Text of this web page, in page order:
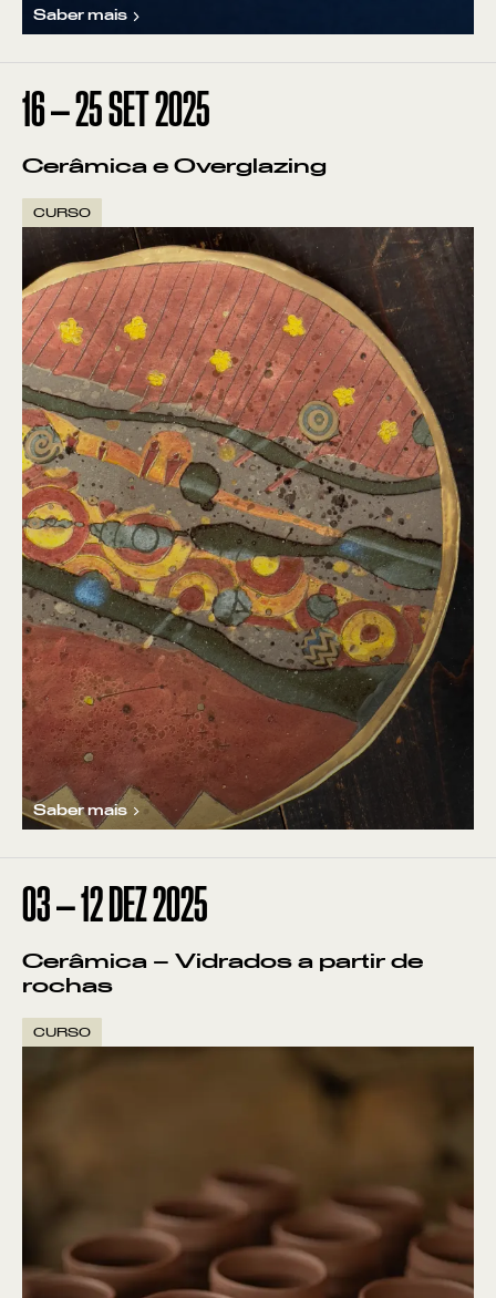
Saber mais
16—25SET2025
Cerâmica e Overglazing
CURSO
Saber mais
03—12DEZ2025
Cerâmica – Vidrados a partir de
rochas
CURSO